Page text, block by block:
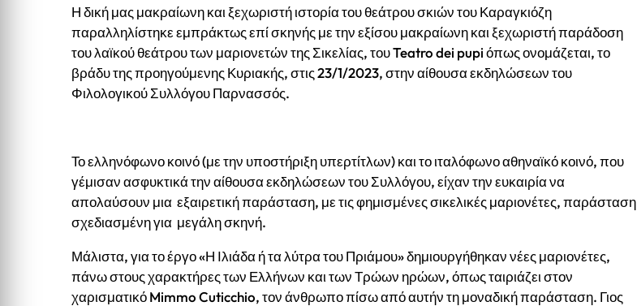
Η δική μας μακραίωνη και ξεχωριστή ιστορία του θεάτρου σκιών του Καραγκιόζη
παραλληλίστηκε εμπράκτως επί σκηνής με την εξίσου μακραίωνη και ξεχωριστή παράδοση
του λαϊκού θεάτρου των μαριονετών της Σικελίας, του Teatro dei pupi όπως ονομάζεται, το
βράδυ της προηγούμενης Κυριακής, στις 23/1/2023, στην αίθουσα εκδηλώσεων του
Φιλολογικού Συλλόγου Παρνασσός.
Το ελληνόφωνο κοινό (με την υποστήριξη υπερτίτλων) και το ιταλόφωνο αθηναϊκό κοινό, που
γέμισαν ασφυκτικά την αίθουσα εκδηλώσεων του Συλλόγου, είχαν την ευκαιρία να
απολαύσουν μια εξαιρετική παράσταση, με τις φημισμένες σικελικές μαριονέτες, παράσταση
σχεδιασμένη για μεγάλη σκηνή.
Μάλιστα, για το έργο «Η Ιλιάδα ή τα λύτρα του Πριάμου» δημιουργήθηκαν νέες μαριονέτες,
πάνω στους χαρακτήρες των Ελλήνων και των Τρώων ηρώων, όπως ταιριάζει στον
χαρισματικό Mimmo Cuticchio, τον άνθρωπο πίσω από αυτήν τη μοναδική παράσταση. Γιος